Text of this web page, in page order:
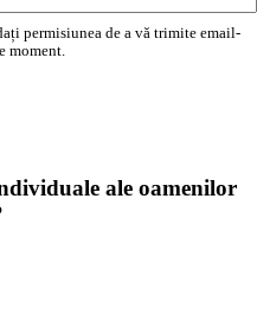
permisiunea de a vă trimite email-
moment.
ale oamenilor